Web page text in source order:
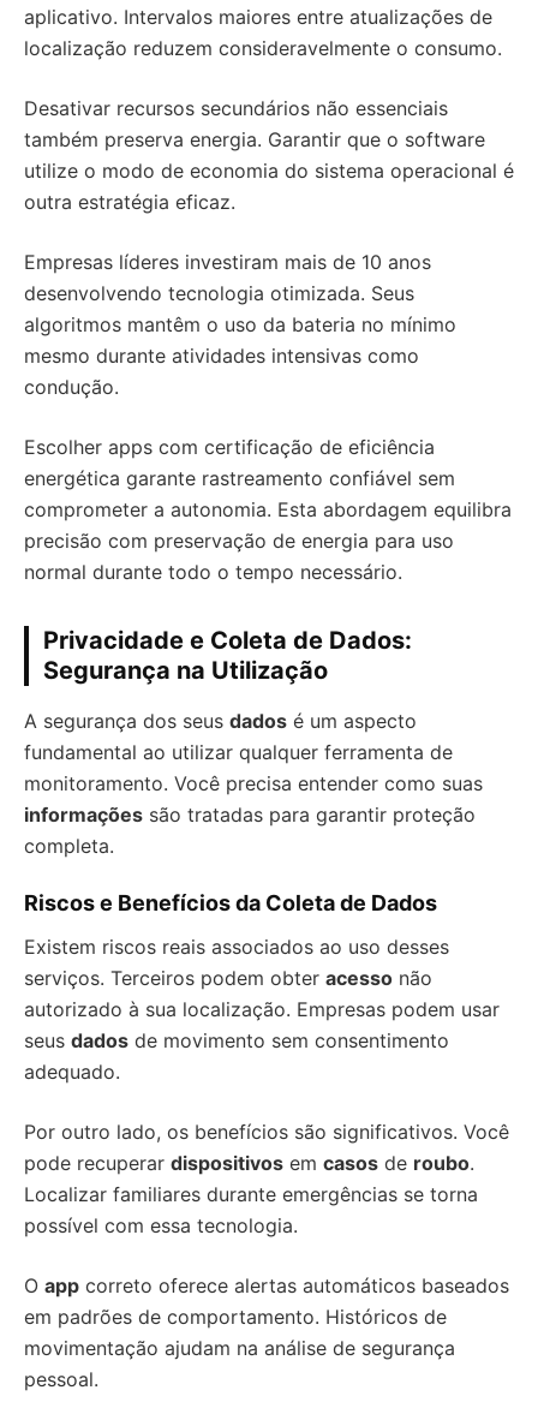
aplicativo. Intervalos maiores entre atualizações de
localização reduzem consideravelmente o consumo.
Desativar recursos secundários não essenciais
também preserva energia. Garantir que o software
utilize o modo de economia do sistema operacional é
outra estratégia eficaz.
Empresas líderes investiram mais de 10 anos
desenvolvendo tecnologia otimizada. Seus
algoritmos mantêm o uso da bateria no mínimo
mesmo durante atividades intensivas como
condução.
Escolher apps com certificação de eficiência
energética garante rastreamento confiável sem
comprometer a autonomia. Esta abordagem equilibra
precisão com preservação de energia para uso
normal durante todo o tempo necessário.
Privacidade e Coleta de Dados:
Segurança na Utilização
A segurança dos seus dados é um aspecto
fundamental ao utilizar qualquer ferramenta de
monitoramento. Você precisa entender como suas
informações são tratadas para garantir proteção
completa.
Riscos e Benefícios da Coleta de Dados
Existem riscos reais associados ao uso desses
serviços. Terceiros podem obter acesso não
autorizado à sua localização. Empresas podem usar
seus dados de movimento sem consentimento
adequado.
Por outro lado, os benefícios são significativos. Você
pode recuperar dispositivos em casos de roubo.
Localizar familiares durante emergências se torna
possível com essa tecnologia.
O app correto oferece alertas automáticos baseados
em padrões de comportamento. Históricos de
movimentação ajudam na análise de segurança
pessoal.